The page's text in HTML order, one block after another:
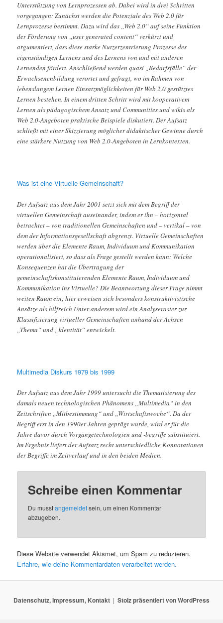
Unterstützung von Lernprozessen ab. Dabei wird in drei Schritten
vorgegangen: Zunächst werden die Potenziale des Web 2.0 für
Lernprozesse bestimmt. Dazu wird das „Web 2.0“ auf seine Funktion
der Förderung von „user generated content“ verkürzt und
argumentiert, dass diese starke Nutzerzentrierung Prozesse des
eigenständigen Lernens und des Lernens von und mit anderen
Lernenden fördert. Anschließend werden quasi „Bedarfsfälle“ der
Erwachsenenbildung verortet und gefragt, wo im Rahmen von
lebenslangem Lernen Einsatzmöglichkeiten für Web 2.0 gestütztes
Lernen bestehen. In einem dritten Schritt wird mit kooperativem
Lernen als pädagogischem Ansatz und Communities und wikis als
Web 2.0-Angeboten praktische Beispiele diskutiert. Der Aufsatz
schließt mit einer Skizzierung möglicher didaktischer Gewinne durch
eine stärkere Nutzung von Web 2.0-Angeboten in Lernkontexten.
Was ist eine Virtuelle Gemeinschaft?
Der Aufsatz aus dem Jahr 2001 setzt sich mit dem Begriff der
virtuellen Gemeinschaft auseinander, indem er ihn – horizontal
betrachtet – von traditionellen Gemeinschaften und – vertikal – von
dem der Informationsgesellschaft abgrenzt. Virtuelle Gemeinschaften
werden über die Elemente Raum, Individuum und Kommunikation
operationalisiert, so dass als Frage gestellt werden kann: Welche
Konsequenzen hat die Übertragung der
gemeinschaftskonstituierenden Elemente Raum, Individuum und
Kommunikation ins Virtuelle? Die Beantwortung dieser Frage nimmt
weiten Raum ein; hier erweisen sich besonders konstruktivistische
Ansätze als hilfreich Unter anderem wird ein Analyseraster zur
Klassifizierung virtueller Gemeinschaften anhand der Achsen
„Thema“ und „Identität“ entwickelt.
Multimedia Diskurs 1979 bis 1999
Der Aufsatz aus dem Jahr 1999 untersucht die Thematisierung des
damals neuen technologischen Phänomens „Multimedia“ in den
Zeitschriften „Mitbestimmung“ und „Wirtschaftswoche“. Da der
Begriff erst in den 1990er Jahren geprägt wurde, wird er für die
Jahre davor durch Vorgängetechnologien und -begriffe substituiert.
Im Ergebnis liefert der Aufsatz recht unterschiedliche Konnotationen
der Begriffe im Zeitverlauf und in den beiden Medien.
Schreibe einen Kommentar
Du musstangemeldetsein, um einen Kommentar
abzugeben.
Diese Website verwendet Akismet, um Spam zu reduzieren.
Erfahre, wie deine Kommentardaten verarbeitet werden.
Datenschutz, Impressum, Kontakt Stolz präsentiert von WordPress